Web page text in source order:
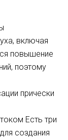
включая
повышение
поэтому
прически
Есть три
создания